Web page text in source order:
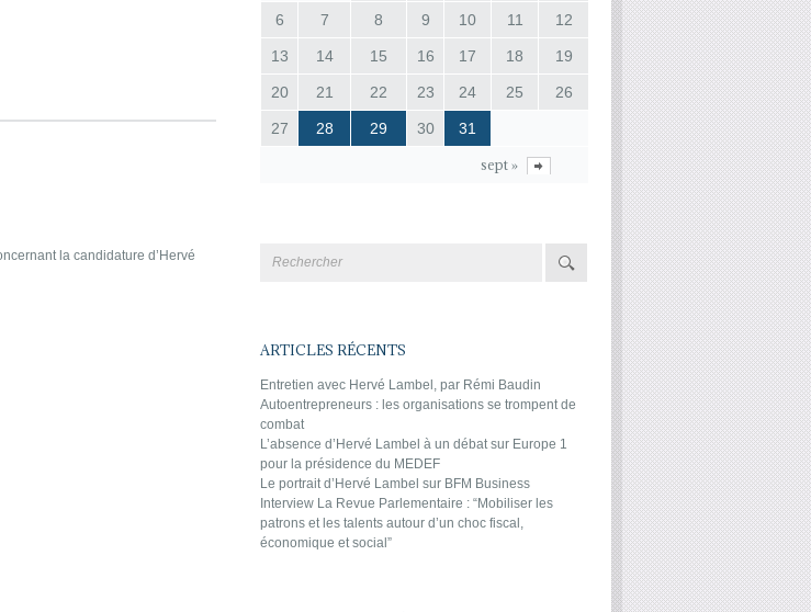
la candidature d’Hervé
sept »
6 7 8 9 10 11 12
13 14 15 16 17 18 19
20 21 22 23 24 25 26
27 28 29 30 31
ARTICLES RÉCENTS
Entretien avec Hervé Lambel, par Rémi Baudin
Autoentrepreneurs : les organisations se trompent de
combat
L’absence d’Hervé Lambel à un débat sur Europe 1
pour la présidence du MEDEF
Le portrait d’Hervé Lambel sur BFM Business
Interview La Revue Parlementaire : “Mobiliser les
patrons et les talents autour d’un choc fiscal,
économique et social”